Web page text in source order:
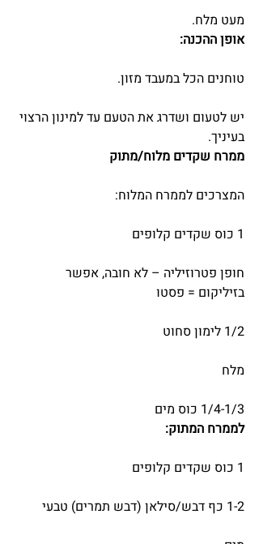
מעט מלח.
אופן ההכנה:
טוחנים הכל במעבד מזון.
יש לטעום ושדרג את הטעם עד למינון הרצוי
בעיניך.
ממרח שקדים מלוח/מתוק
המצרכים לממרח המלוח:
1 כוס שקדים קלופים
חופן פטרוזיליה – לא חובה, אפשר
בזיליקום = פסטו
1/2 לימון סחוט
מלח
1/4-1/3 כוס מים
לממרח המתוק:
1 כוס שקדים קלופים
1-2 כף דבש/סילאן (דבש תמרים) טבעי